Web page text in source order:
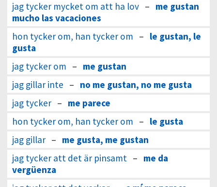
jag tycker mycket om att ha lov – me gustan
mucho las vacaciones
hon tycker om, han tycker om – le gustan, le
gusta
jag tycker om – me gustan
jag gillar inte – no me gustan, no me gusta
jag tycker – me parece
hon tycker om, han tycker om – le gusta
jag gillar – me gusta, me gustan
jag tycker att det är pinsamt – me da
vergüenza